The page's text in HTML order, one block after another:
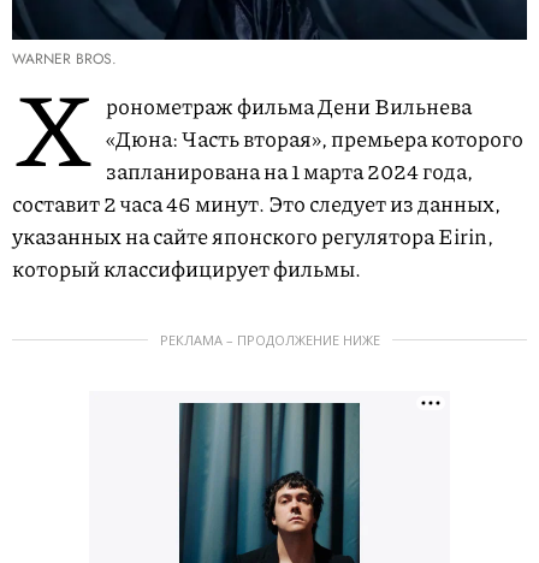
WARNER BROS.
Х ронометраж фильма Дени Вильнева
«Дюна: Часть вторая», премьера которого
запланирована на 1 марта 2024 года,
составит 2 часа 46 минут. Это следует из данных,
указанных на сайте японского регулятора Eirin,
который классифицирует фильмы.
РЕКЛАМА – ПРОДОЛЖЕНИЕ НИЖЕ